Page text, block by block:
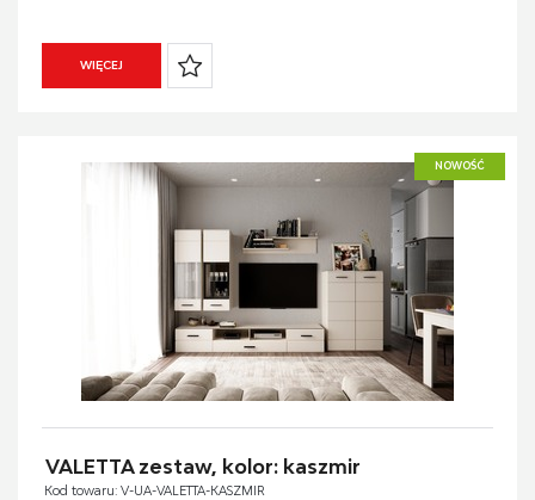
WIĘCEJ
NOWOŚĆ
VALETTA zestaw, kolor: kaszmir
Kod towaru: V-UA-VALETTA-KASZMIR